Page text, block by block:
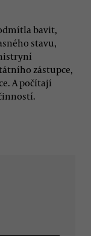
bavit,
stavu,
zástupce,
A počítají